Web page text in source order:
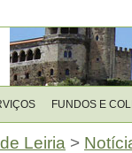
FUNDOS E
Leiria >